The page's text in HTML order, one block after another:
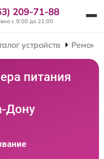
209-71-88
с 9:00 до 21:00
устройств Ремонт
питания
Дону